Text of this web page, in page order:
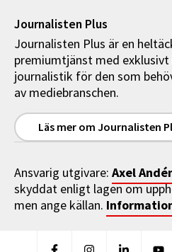
Journalisten Plus
Journalisten Plus är en
premiumtjänst med exklusivt
journalistik för den som
av mediebranschen.
Läs mer om Journalisten
Ansvarig utgivare: Axel
skyddat enligt lagen om
men ange källan.
Facebook InstagramLinkedin